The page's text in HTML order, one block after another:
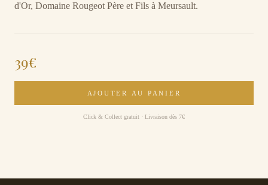
d'Or, Domaine Rougeot Père et Fils à Meursault.
39€
AJOUTER AU PANIER
Click & Collect gratuit · Livraison dès 7€